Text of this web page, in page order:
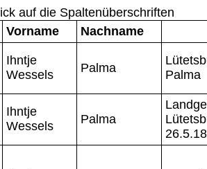
auf die Spaltenüberschriften
Vorname Nachname
Ihntje
Wessels
Palma
Palma
Ihntje
Wessels
Palma